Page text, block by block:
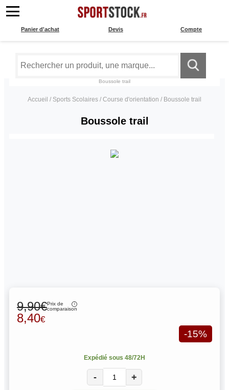
Compte
Devis
Panier d'achat
Boussole trail
Accueil / Sports Scolaires / Course d'orientation / Boussole trail
Boussole trail
9,90€Prix de
comparaison
8,40€
-15%
Expédié sous 48/72H
- +